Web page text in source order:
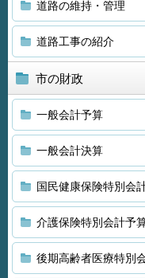
道路の維持・管理
道路工事の紹介
市の財政
一般会計予算
一般会計決算
国民健康保険特別会
介護保険特別会計予
後期高齢者医療特別